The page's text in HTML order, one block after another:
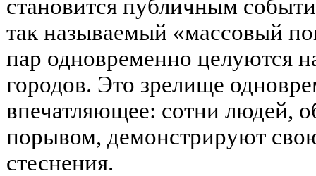
становится публичным
так называемый «массовый
пар одновременно целуются
городов. Это зрелище
впечатляющее: сотни людей,
порывом, демонстрируют
стеснения.